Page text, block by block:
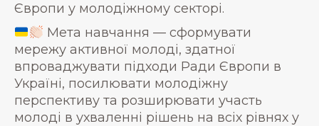
Європи у молодіжному секторі.
Мета навчання — сформувати
мережу активної молоді, здатної
впроваджувати підходи Ради Європи в
Україні, посилювати молодіжну
перспективу та розширювати участь
молоді в ухваленні рішень на всіх рівнях у